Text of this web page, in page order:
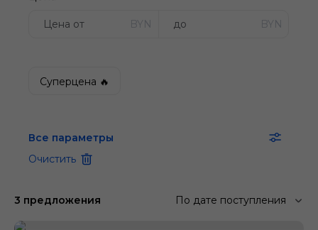
BYN BYN
Суперцена 🔥
Все параметры
Очистить
3 предложения По дате поступления